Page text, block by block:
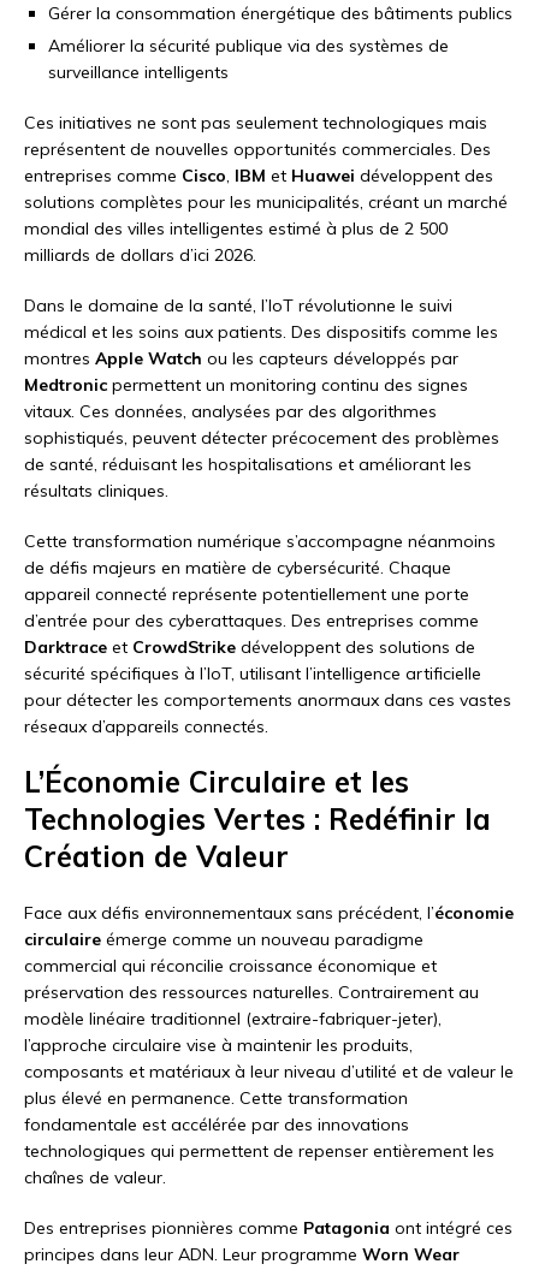
Gérer la consommation énergétique des bâtiments publics
Améliorer la sécurité publique via des systèmes de
surveillance intelligents
Ces initiatives ne sont pas seulement technologiques mais
représentent de nouvelles opportunités commerciales. Des
entreprises comme Cisco, IBM et Huawei développent des
solutions complètes pour les municipalités, créant un marché
mondial des villes intelligentes estimé à plus de 2 500
milliards de dollars d’ici 2026.
Dans le domaine de la santé, l’IoT révolutionne le suivi
médical et les soins aux patients. Des dispositifs comme les
montres Apple Watch ou les capteurs développés par
Medtronic permettent un monitoring continu des signes
vitaux. Ces données, analysées par des algorithmes
sophistiqués, peuvent détecter précocement des problèmes
de santé, réduisant les hospitalisations et améliorant les
résultats cliniques.
Cette transformation numérique s’accompagne néanmoins
de défis majeurs en matière de cybersécurité. Chaque
appareil connecté représente potentiellement une porte
d’entrée pour des cyberattaques. Des entreprises comme
Darktrace et CrowdStrike développent des solutions de
sécurité spécifiques à l’IoT, utilisant l’intelligence artificielle
pour détecter les comportements anormaux dans ces vastes
réseaux d’appareils connectés.
L’Économie Circulaire et les
Technologies Vertes : Redéfinir la
Création de Valeur
Face aux défis environnementaux sans précédent, l’économie
circulaire émerge comme un nouveau paradigme
commercial qui réconcilie croissance économique et
préservation des ressources naturelles. Contrairement au
modèle linéaire traditionnel (extraire-fabriquer-jeter),
l’approche circulaire vise à maintenir les produits,
composants et matériaux à leur niveau d’utilité et de valeur le
plus élevé en permanence. Cette transformation
fondamentale est accélérée par des innovations
technologiques qui permettent de repenser entièrement les
chaînes de valeur.
Des entreprises pionnières comme Patagonia ont intégré ces
principes dans leur ADN. Leur programme Worn Wear